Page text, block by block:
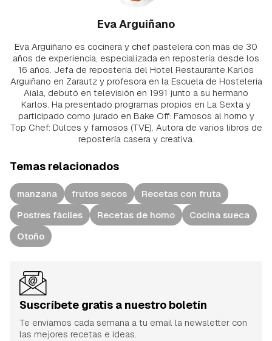
Eva Arguiñano
Eva Arguiñano es cocinera y chef pastelera con más de 30
años de experiencia, especializada en repostería desde los
16 años. Jefa de repostería del Hotel Restaurante Karlos
Arguiñano en Zarautz y profesora en la Escuela de Hostelería
Aiala, debutó en televisión en 1991 junto a su hermano
Karlos. Ha presentado programas propios en La Sexta y
participado como jurado en Bake Off: Famosos al horno y
Top Chef: Dulces y famosos (TVE). Autora de varios libros de
repostería casera y creativa.
Temas relacionados
manzana frutos secos
Recetas con fruta
Postres fáciles
Recetas de horno
Cocina sueca
Otoño
Suscríbete gratis a nuestro boletín
Te enviamos cada semana a tu email la newsletter con
las mejores recetas e ideas.